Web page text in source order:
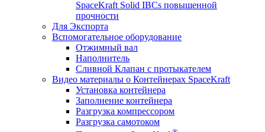
SpaceKraft Solid IBCs повышенной
прочности
Для Экспорта
Вспомогательное оборудование
Отжимный вал
Наполнитель
Сливной Клапан с протыкателем
Видео материалы о Контейнерах SpaceKraft
Установка контейнера
Заполнение контейнера
Разгрузка компрессором
Разгрузка самотоком